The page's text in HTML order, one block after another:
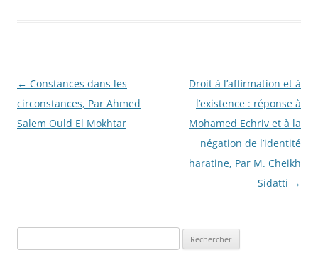
Navigation
des
articles
← Constances dans les
circonstances, Par Ahmed
Salem Ould El Mokhtar
Droit à l’affirmation et à
l’existence : réponse à
Mohamed Echriv et à la
négation de l’identité
haratine, Par M. Cheikh
Sidatti →
e